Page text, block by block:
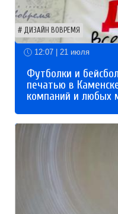
ДИЗАЙН ВОВРЕМЯ
12:07 | 21 июля
Футболки и
печатью в
компаний и любых